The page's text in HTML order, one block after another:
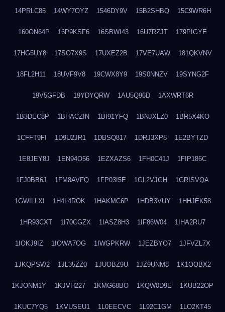
14PRLC85 14WY7OYZ 1546DY9V 15B2SHBQ 15C9WR6H
160ON64P 16P9KSF6 16SBWI43 16U7RZJT 179PIGYE
17HG5UY8 17SO7X9S 17UXEZ2B 17VE7UAW 181QKVNV
18FL2H11 18UVF9V8 19CWX8Y9 19S0NNZV 19SYNG2F
19V5GFDB 19YDYQRW 1AU5Q96D 1AXWRT6R
1B3DEC8P 1BHACZIN 1BI91YFQ 1BNJXLZ0 1BR5X4KO
1CFFT9FI 1D9U2JR1 1DBSQ817 1DRJ3XP8 1E2BYTZD
1E8JEY8J 1EN94O56 1EZXAZS6 1FH0C41J 1FIP186C
1FJ0BB6J 1FM8AVFQ 1FP03I5E 1GL2VJGH 1GRISVQA
1GWILLXI 1H4L4ROK 1HAKMC6P 1HDB3VUY 1HHJEK58
1HR93CXT 1I70CGZX 1IASZ8H3 1IF86W04 1IHA2RU7
1IOKJ9IZ 1IOWA7OG 1IWGPKRW 1JEZBYO7 1JFVZL7X
1JKQPSW2 1JL35ZZ0 1JUOBZ9U 1JZ9UNM8 1K1OOBX2
1KJONM1Y 1KJVH227 1KMG68BO 1KQW0D9E 1KUB22OP
1KUC7YQ5 1KVUSEU1 1L0EECVC 1L92C1GM 1LO2KT45